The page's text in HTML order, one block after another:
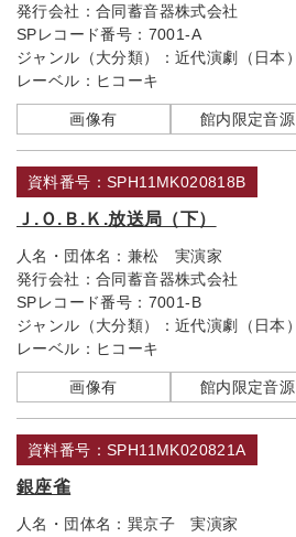
発行会社： 合同蓄音器株式会社
SPレコード番号： 7001-A
ジャンル（大分類）： 近代演劇（日本）
レーベル： ヒコーキ
画像有 館内限定音源
資料番号：SPH11MK020818B
Ｊ.Ｏ.Ｂ.Ｋ.放送局（下）
人名・団体名： 兼松 実演家
発行会社： 合同蓄音器株式会社
SPレコード番号： 7001-B
ジャンル（大分類）： 近代演劇（日本）
レーベル： ヒコーキ
画像有 館内限定音源
資料番号：SPH11MK020821A
銀座雀
人名・団体名： 巽京子 実演家